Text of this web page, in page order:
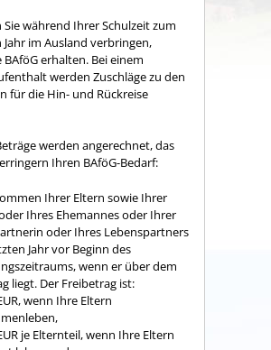
Sie während Ihrer Schulzeit zum
Jahr im Ausland verbringen,
BAföG erhalten. Bei einem
werden Zuschläge zu den
für die Hin- und Rückreise
werden angerechnet, das
Ihren BAföG-Bedarf:
Ihrer Eltern sowie Ihrer
Ihres Ehemannes oder Ihrer
oder Ihres Lebenspartners
Jahr vor Beginn des
wenn er über dem
liegt. Der Freibetrag ist:
wenn Ihre Eltern
je Elternteil, wenn Ihre Eltern